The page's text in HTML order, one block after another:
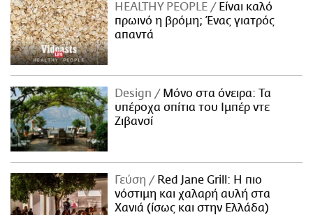
HEALTHY PEOPLE
Είναι καλό
πρωινό η βρόμη; Ένας γιατρός
απαντά
Design
Μόνο στα όνειρα: Τα
υπέροχα σπίτια του Ιμπέρ ντε
Ζιβανσί
Γεύση
Red Jane Grill: Η πιο
νόστιμη και χαλαρή αυλή στα
Χανιά (ίσως και στην Ελλάδα)